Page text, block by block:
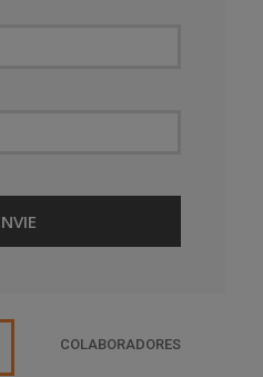
COLABORADORES